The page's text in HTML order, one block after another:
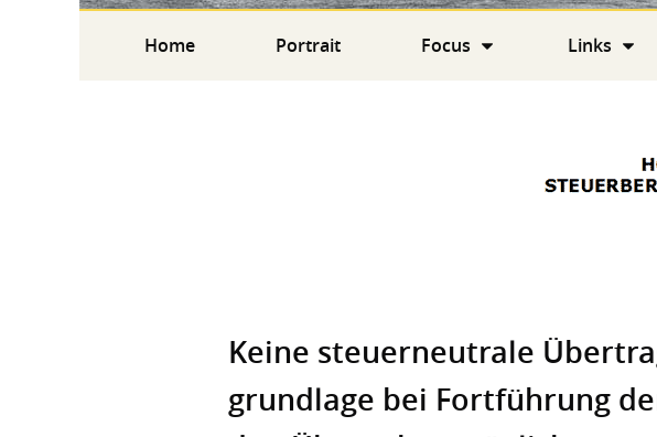
Home Portrait Focus Links
Keine steuer­neutrale
grundlage bei Fort­führung